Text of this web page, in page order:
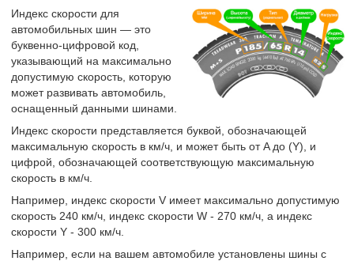
Индекс скорости для
автомобильных шин — это
буквенно-цифровой код,
указывающий на максимально
допустимую скорость, которую
может развивать автомобиль,
оснащенный данными шинами.
Индекс скорости представляется буквой, обозначающей
максимальную скорость в км/ч, и может быть от A до (Y), и
цифрой, обозначающей соответствующую максимальную
скорость в км/ч.
Например, индекс скорости V имеет максимально допустимую
скорость 240 км/ч, индекс скорости W - 270 км/ч, а индекс
скорости Y - 300 км/ч.
Например, если на вашем автомобиле установлены шины с